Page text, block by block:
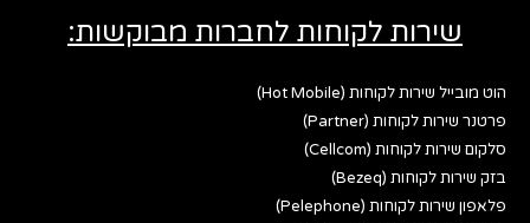
שירות לקוחות לחברות מבוקשות:
הוט מובייל שירות לקוחות (Hot Mobile)
פרטנר שירות לקוחות (Partner)
סלקום שירות לקוחות (Cellcom)
בזק שירות לקוחות (Bezeq)
פלאפון שירות לקוחות (Pelephone)